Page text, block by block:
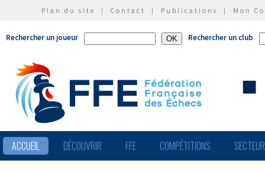
Plan du site | Contact | Publications | Mon
Rechercher un joueur Rechercher un club
ACCUEIL DÉCOUVRIR FFE COMPÉTITIONS